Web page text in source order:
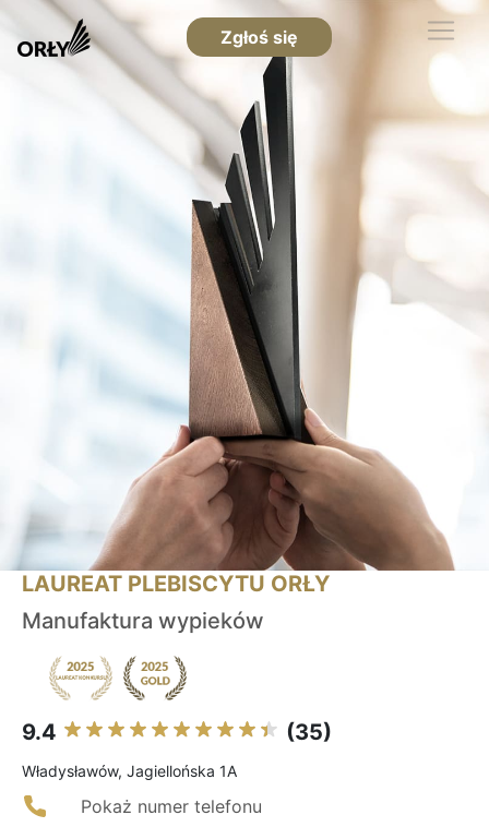
Zgłoś się
LAUREAT PLEBISCYTU ORŁY
Manufaktura wypieków
9.4 (35)
Władysławów, Jagiellońska 1A
Pokaż numer telefonu